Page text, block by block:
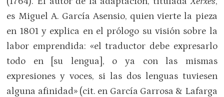
es Miguel A. García Asensio, quien vierte la pieza
en 1801 y explica en el prólogo su visión sobre la
labor emprendida: «el traductor debe expresarlo
todo en [su lengua], o ya con las mismas
expresiones y voces, si las dos lenguas tuviesen
alguna afinidad» (cit. en García Garrosa & Lafarga